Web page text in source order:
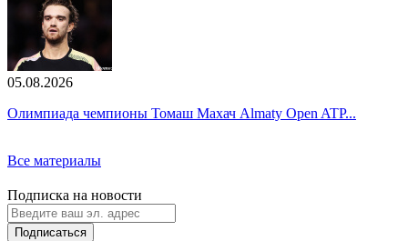
05.08.2026
Олимпиада чемпионы Томаш Махач Almaty Open ATP...
Все материалы
Подписка на новости
Подписаться